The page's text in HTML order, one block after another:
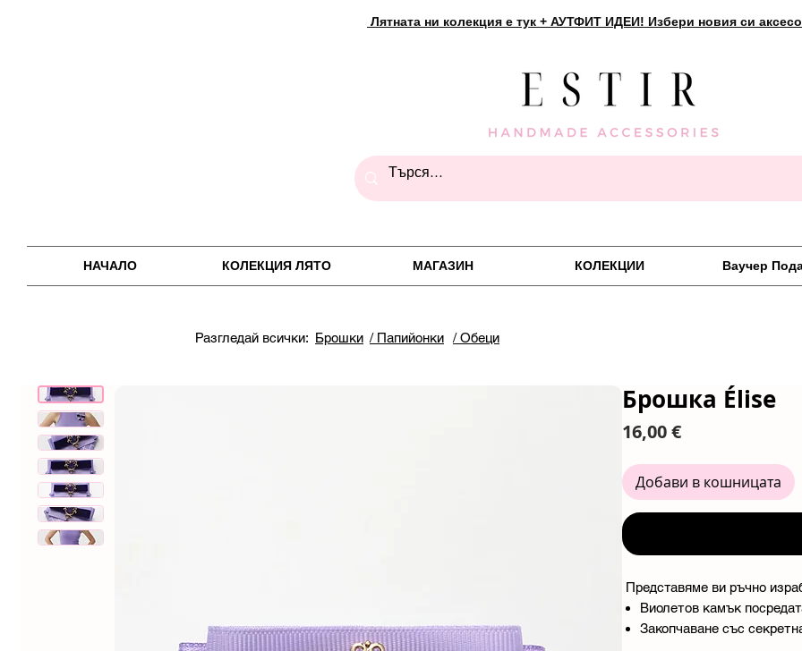
Лятната ни колекция е тук + АУТФИТ ИДЕИ! Избери новия си
НАЧАЛО КОЛЕКЦИЯ ЛЯТО МАГАЗИН КОЛЕКЦИИ Ваучер
Разгледай всички: Брошки / Папийонки / Обеци
Брошка Élise
16,00 €Цена
Добави в кошницата
Представяме ви ръчно
Виолетов камък
Закопчаване със